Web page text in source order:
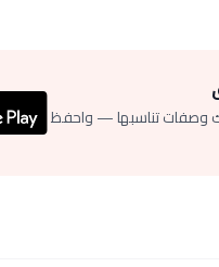
وصفات تناسبها — واحفظ